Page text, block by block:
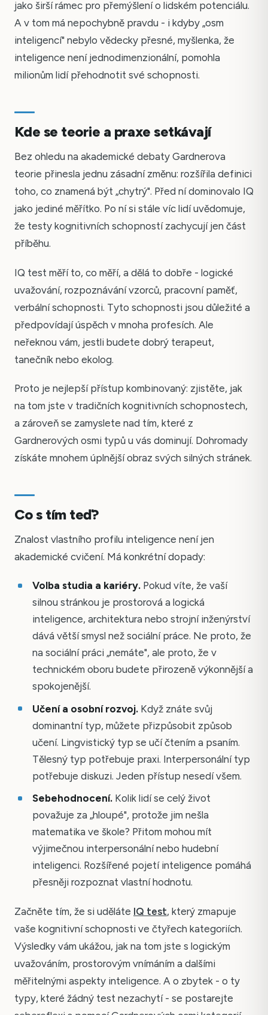
jako širší rámec pro přemýšlení o lidském potenciálu.
A v tom má nepochybně pravdu - i kdyby „osm
inteligencí" nebylo vědecky přesné, myšlenka, že
inteligence není jednodimenzionální, pomohla
milionům lidí přehodnotit své schopnosti.
Kde se teorie a praxe setkávají
Bez ohledu na akademické debaty Gardnerova
teorie přinesla jednu zásadní změnu: rozšířila definici
toho, co znamená být „chytrý". Před ní dominovalo IQ
jako jediné měřítko. Po ní si stále víc lidí uvědomuje,
že testy kognitivních schopností zachycují jen část
příběhu.
IQ test měří to, co měří, a dělá to dobře - logické
uvažování, rozpoznávání vzorců, pracovní paměť,
verbální schopnosti. Tyto schopnosti jsou důležité a
předpovídají úspěch v mnoha profesích. Ale
neřeknou vám, jestli budete dobrý terapeut,
tanečník nebo ekolog.
Proto je nejlepší přístup kombinovaný: zjistěte, jak
na tom jste v tradičních kognitivních schopnostech,
a zároveň se zamyslete nad tím, které z
Gardnerových osmi typů u vás dominují. Dohromady
získáte mnohem úplnější obraz svých silných stránek.
Co s tím teď?
Znalost vlastního profilu inteligence není jen
akademické cvičení. Má konkrétní dopady:
Volba studia a kariéry.Pokud víte, že vaší
silnou stránkou je prostorová a logická
inteligence, architektura nebo strojní inženýrství
dává větší smysl než sociální práce. Ne proto, že
na sociální práci „nemáte", ale proto, že v
technickém oboru budete přirozeně výkonnější a
spokojenější.
Učení a osobní rozvoj.Když znáte svůj
dominantní typ, můžete přizpůsobit způsob
učení. Lingvistický typ se učí čtením a psaním.
Tělesný typ potřebuje praxi. Interpersonální typ
potřebuje diskuzi. Jeden přístup nesedí všem.
Sebehodnocení.Kolik lidí se celý život
považuje za „hloupé", protože jim nešla
matematika ve škole? Přitom mohou mít
výjimečnou interpersonální nebo hudební
inteligenci. Rozšířené pojetí inteligence pomáhá
přesněji rozpoznat vlastní hodnotu.
Začněte tím, že si uděláte IQ test, který zmapuje
vaše kognitivní schopnosti ve čtyřech kategoriích.
Výsledky vám ukážou, jak na tom jste s logickým
uvažováním, prostorovým vnímáním a dalšími
měřitelnými aspekty inteligence. A o zbytek - o ty
typy, které žádný test nezachytí - se postarejte